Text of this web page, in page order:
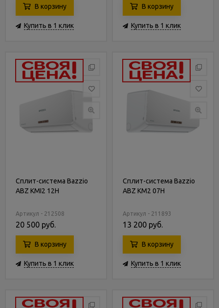
В корзину
Купить в 1 клик
В корзину
Купить в 1 клик
Сплит-система Bazzio
ABZ KMI2 12H
Артикул - 212508
20 500 руб.
В корзину
Купить в 1 клик
Сплит-система Bazzio
ABZ KM2 07H
Артикул - 211893
13 200 руб.
В корзину
Купить в 1 клик